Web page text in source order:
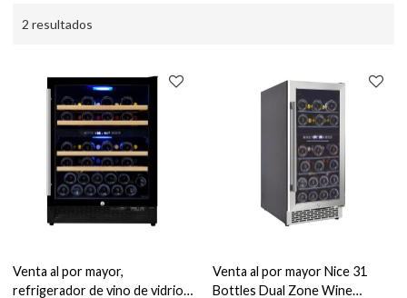
2 resultados
Venta al por mayor,
refrigerador de vino de vidrio
Venta al por mayor Nice 31
Bottles Dual Zone Wine